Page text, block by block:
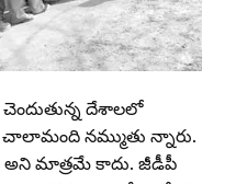
దేశాలలో
చాలామంది నమ్ముతు న్నారు.
అని మాత్రమే కాదు. జీడీపీ